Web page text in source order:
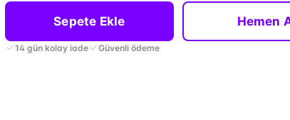
Sepete Ekle Hemen
14 gün kolay iade Güvenli ödeme